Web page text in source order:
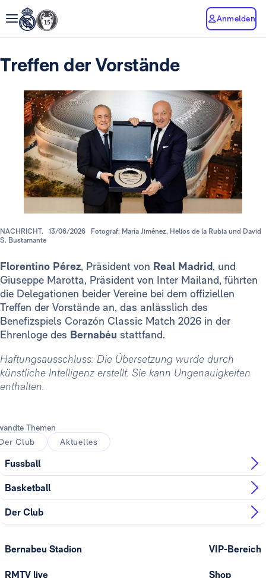
Anmelden
Treffen der Vorstände
NACHRICHT. 13/06/2026
Fotograf: María Jiménez, Helios de la Rubia und David
S. Bustamante
Florentino Pérez, Präsident von Real Madrid, und
Giuseppe Marotta, Präsident von Inter Mailand, führten
die Delegationen beider Vereine bei dem offiziellen
Treffen der Vorstände an, das anlässlich des
Benefizspiels Corazón Classic Match 2026 in der
Ehrenloge des Bernabéu stattfand.
Haftungsausschluss: Die Übersetzung wurde durch
künstliche Intelligenz erstellt. Sie kann Ungenauigkeiten
enthalten.
Themen
Club
Aktuelles
Fussball
Basketball
Der Club
Bernabeu Stadion
RMTV live
VIP-Bereich
Shop